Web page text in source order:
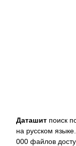
Даташит поиск
на русском
000 файлов